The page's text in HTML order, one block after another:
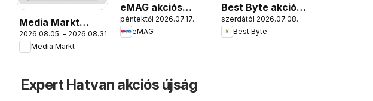
Media Markt
akciós újság
2026.08.05. - 2026.08.31.
Media Markt
eMAG akciós
újság
péntektől 2026.07.17.
eMAG
Best Byte akciós
újság
szerdától 2026.07.08.
Best Byte
Expert Hatvan akciós újság